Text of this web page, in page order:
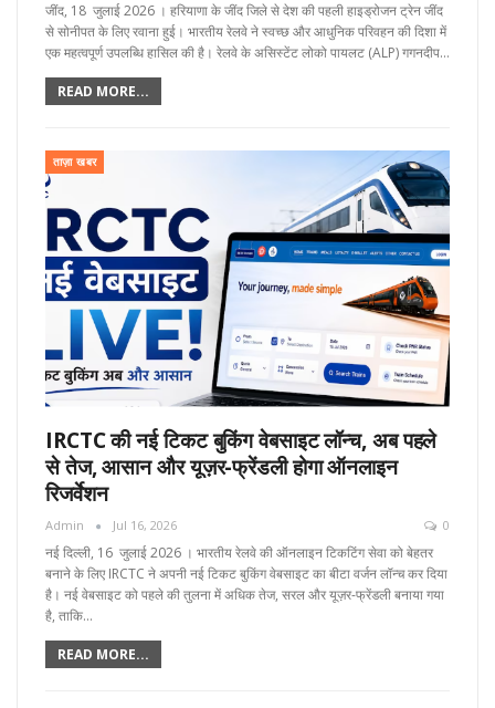
जींद, 18 जुलाई 2026 । हरियाणा के जींद जिले से देश की पहली हाइड्रोजन ट्रेन जींद
से सोनीपत के लिए रवाना हुई। भारतीय रेलवे ने स्वच्छ और आधुनिक परिवहन की दिशा में
एक महत्वपूर्ण उपलब्धि हासिल की है। रेलवे के असिस्टेंट लोको पायलट (ALP) गगनदीप…
READ MORE...
ताज़ा खबर
IRCTC की नई टिकट बुकिंग वेबसाइट लॉन्च, अब पहले
से तेज, आसान और यूज़र-फ्रेंडली होगा ऑनलाइन
रिजर्वेशन
Admin Jul 16, 2026 0
नई दिल्ली, 16 जुलाई 2026 । भारतीय रेलवे की ऑनलाइन टिकटिंग सेवा को बेहतर
बनाने के लिए IRCTC ने अपनी नई टिकट बुकिंग वेबसाइट का बीटा वर्जन लॉन्च कर दिया
है। नई वेबसाइट को पहले की तुलना में अधिक तेज, सरल और यूज़र-फ्रेंडली बनाया गया
है, ताकि…
READ MORE...